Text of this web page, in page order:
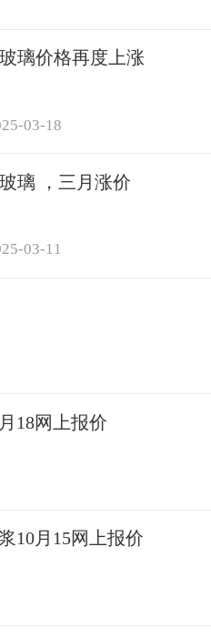
璃价格再度上涨
03-18
璃 ，三月涨价
03-11
18网上报价
10月15网上报价